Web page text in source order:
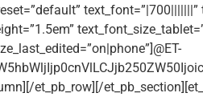
et_pb_row][/